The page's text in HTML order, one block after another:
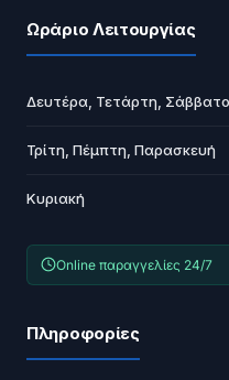
Ωράριο Λειτουργίας
Δευτέρα, Τετάρτη, Σάββατο
Τρίτη, Πέμπτη, Παρασκευή
Κυριακή
Online παραγγελίες 24/7
Πληροφορίες